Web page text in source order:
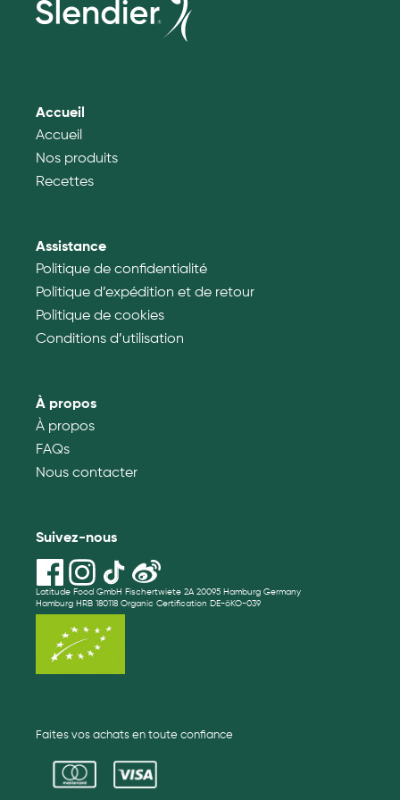
pâteuse après décongélation.
Accueil
Accueil
Nos produits
Recettes
Assistance
Politique de confidentialité
Politique d’expédition et de retour
Politique de cookies
Conditions d’utilisation
À propos
À propos
FAQs
Nous contacter
Suivez-nous
Latitude Food GmbH Fischertwiete 2A 20095 Hamburg Germany
Hamburg HRB 180118 Organic Certification DE-öKO-039
Faites vos achats en toute confiance